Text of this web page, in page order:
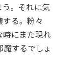
。それに気
る。粉々
時にまた現れ
するでしょ